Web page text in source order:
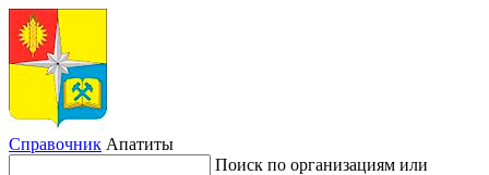
Справочник Апатиты
Поиск по организациям или